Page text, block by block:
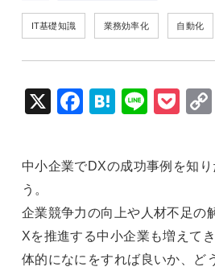
IT基礎知識 業務効率化 自動化
X
Fac
Hat
Lin
Poc
中小企業でDXの成功事例を知
う。
企業競争力の向上や人材不足の
Xを推進する中小企業も増えて
体的になにをすれば良いか、ど